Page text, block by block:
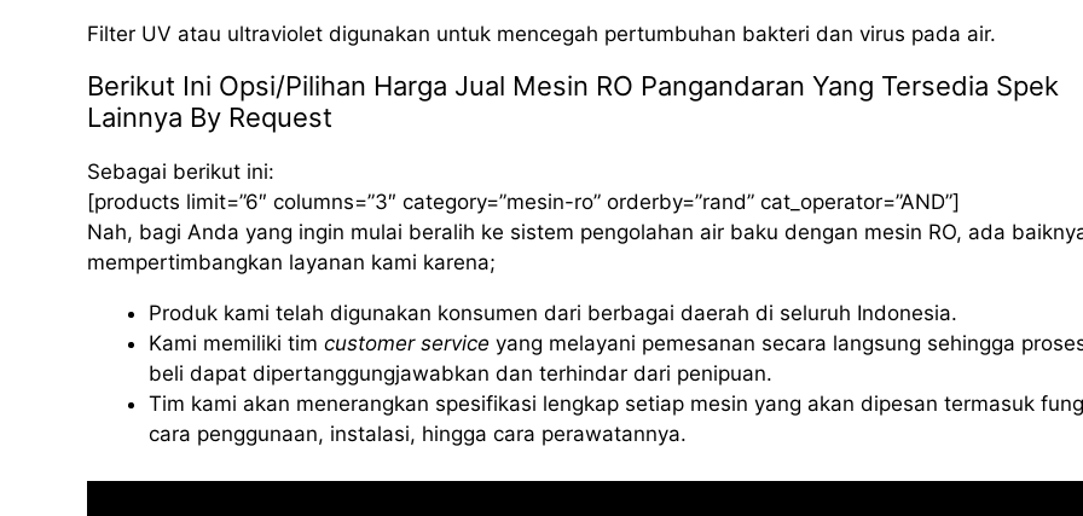
Filter UV atau ultraviolet digunakan untuk mencegah pertumbuhan bakteri dan virus pada air.
Berikut Ini Opsi/Pilihan Harga Jual Mesin RO Pangandaran Yang Tersedia Spek
Lainnya By Request
Sebagai berikut ini:
[products limit=”6″ columns=”3″ category=”mesin-ro” orderby=”rand” cat_operator=”AND”]
Nah, bagi Anda yang ingin mulai beralih ke sistem pengolahan air baku dengan mesin RO, ada
mempertimbangkan layanan kami karena;
Produk kami telah digunakan konsumen dari berbagai daerah di seluruh Indonesia.
Kami memiliki tim customer service yang melayani pemesanan secara langsung sehingga
beli dapat dipertanggungjawabkan dan terhindar dari penipuan.
Tim kami akan menerangkan spesifikasi lengkap setiap mesin yang akan dipesan termasuk
cara penggunaan, instalasi, hingga cara perawatannya.